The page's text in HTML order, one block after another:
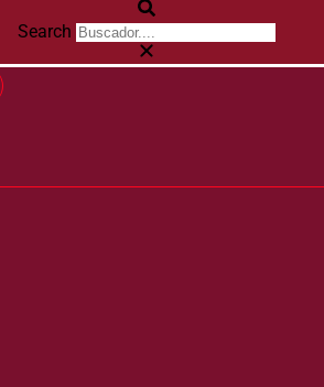
Search